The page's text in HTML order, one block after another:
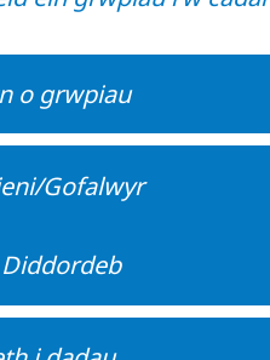
o grwpiau
Gofalwyr